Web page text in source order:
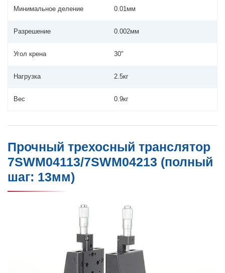
Минимальное деление 0.01мм
Разрешение 0.002мм
Угол крена 30"
Нагрузка 2.5кг
Вес 0.9кг
Прочный трехосный транслятор
7SWM04113/7SWM04213 (полный
шаг: 13мм)